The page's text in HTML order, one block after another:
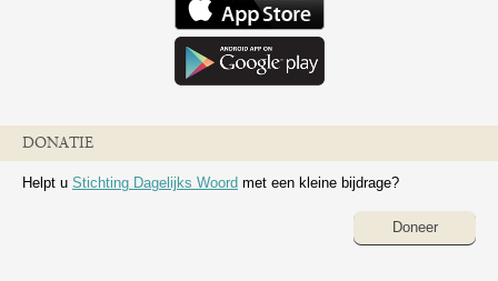
DONATIE
Helpt u Stichting Dagelijks Woord met een kleine bijdrage?
Doneer